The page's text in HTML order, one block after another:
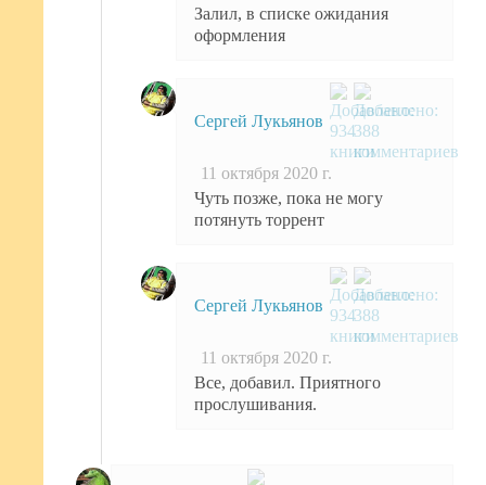
Залил, в списке ожидания
оформления
Сергей Лукьянов
11 октября 2020 г.
Чуть позже, пока не могу
потянуть торрент
Сергей Лукьянов
11 октября 2020 г.
Все, добавил. Приятного
прослушивания.